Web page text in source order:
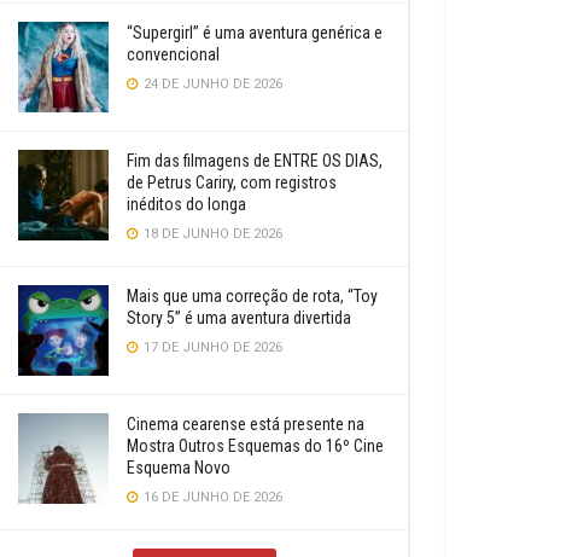
“Supergirl” é uma aventura genérica e
convencional
24 DE JUNHO DE 2026
Fim das filmagens de ENTRE OS DIAS,
de Petrus Cariry, com registros
inéditos do longa
18 DE JUNHO DE 2026
Mais que uma correção de rota, “Toy
Story 5” é uma aventura divertida
17 DE JUNHO DE 2026
Cinema cearense está presente na
Mostra Outros Esquemas do 16º Cine
Esquema Novo
16 DE JUNHO DE 2026